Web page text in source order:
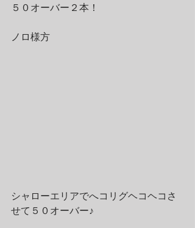
５０オーバー２本！
ノロ様方
シャローエリアでへコリグヘコヘコさ
せて５０オーバー♪